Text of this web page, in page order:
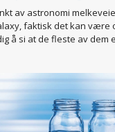
av astronomi
faktisk det kan være
å si at de fleste av dem